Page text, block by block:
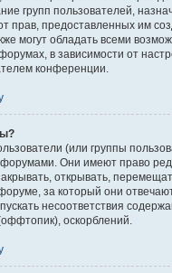
групп пользователей,
прав, предоставленных им
могут обладать всеми
в зависимости от
конференции.
(или группы
Они имеют право
открывать,
за который они
несоответствия
оскорблений.